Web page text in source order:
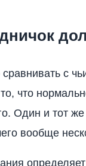
с
что
Один и тот же
вообще